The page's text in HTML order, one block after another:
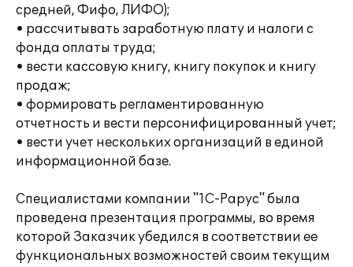
средней, Фифо, ЛИФО);
• рассчитывать заработную плату и налоги с
фонда оплаты труда;
• вести кассовую книгу, книгу покупок и книгу
продаж;
• формировать регламентированную
отчетность и вести персонифицированный учет;
• вести учет нескольких организаций в единой
информационной базе.
Специалистами компании "1С-Рарус" была
проведена презентация программы, во время
которой Заказчик убедился в соответствии ее
функциональных возможностей своим текущим